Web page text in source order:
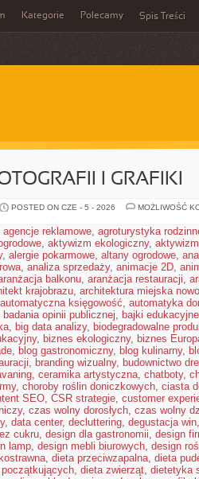
Kategorie Polecamy Spis Treści
I GRAFIKI
POSTED ON CZE - 5 - 2026
MOŻLIWOŚĆ
agencje reklamowe, agroturystyka
, aktywizm ekologiczny,
, alergie pokarmowe, altany ogrodowe,
, analiza sprzedaży, animacje 2D,
balkonu, aranżacja restauracji,
krajobrazu, architektura miejska
automatyczna księgowość, automatyka
badania opinii publicznej, bajki edukacyjne
, big data analizy, biodegradowalne
, biznes ekologiczny, biznes
, blog gastronomiczny, blog kulinarny,
, branding wizualny, budownictwo
, ceramika artystyczna, chatboty,
, choroby roślin doniczkowych, ciasta
SEO, CSR strategie, customer
, czas wolny dorosłych, czas wolny
, data center, decluttering, degustacja win
cukru, design dla gastronomii, design
lamp, design mebli biurowych, design
, dieta przeciwzapalna, dieta
, dieta zwierząt, dietetyka